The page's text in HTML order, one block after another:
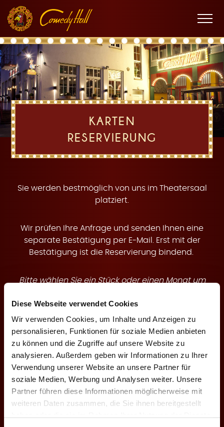
Diese Webseite verwendet Cookies
Wir verwenden Cookies, um Inhalte und Anzeigen zu
personalisieren, Funktionen für soziale Medien anbieten
zu können und die Zugriffe auf unsere Website zu
analysieren. Außerdem geben wir Informationen zu Ihrer
Verwendung unserer Website an unsere Partner für
soziale Medien, Werbung und Analysen weiter. Unsere
Partner führen diese Informationen möglicherweise mit
weiteren Daten zusammen, die Sie ihnen bereitgestellt
Hauptnavigation
Inhalt
Fußnavigation
K
a
r
e
n
Menü
KARTEN
RESERVIERUNG
Sie werden bestmöglich von uns im Theatersaal
platziert.
Wir prüfen Ihre Anfrage und senden Ihnen eine
separate Bestätigung per E-Mail. Erst mit der
Bestätigung ist die Reservierung bindend.
Bitte wählen Sie ein Stück oder einen Monat um
Theaterstück
Keine Karten für Ihre Auswahl verfügbar